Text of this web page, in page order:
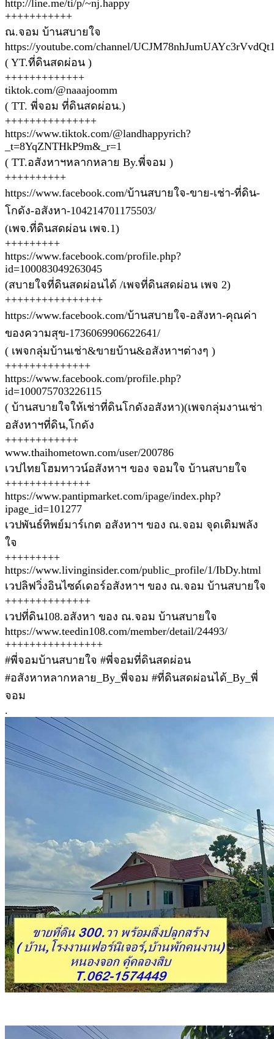
http://line.me/ti/p/~nj.happy
+++++++++++
ณ.จอม บ้านสบายใจ
https://youtube.com/channel/
( YT.ที่ดินสดผ่อน )
+++++++++++++
tiktok.com/@naaajoomm
( TT. พี่จอม ที่ดินสดผ่อน.)
+++++++++++++++
https://www.tiktok.com/@landhappyrich?
_t=8YqZNTHkP9m&_r=1
( TT.อสังหาฯหลากหลาย By.พี่จอม )
++++++++++
https://www.facebook.com/บ้านสบายใจ-ขาย-เช่า-ที่ดิน-
โกดัง-อสังหา-104214701175503/
(เพจ.ที่ดินสดผ่อน เพจ.1)
+++++++++
https://www.facebook.com/profile.php?
id=100083049263045
(สบายใจที่ดินสดผ่อนได้ /เพจที่ดินสดผ่อน เพจ 2)
++++++++++++++++
https://www.facebook.com/บ้านสบายใจ-อสังหา-คุณค่า
ของความสุข-1736069906622641/
( เพจกลุ่มบ้านเช่า&ขายบ้าน&อสังหาฯต่างๆ )
++++++++++++++
https://www.facebook.com/profile.php?
id=100075703226115
( บ้านสบายใจให้เช่าที่ดินโกดังอสังหา)(เพจกลุ่มงานเช่า
อสังหาฯที่ดิน,โกดัง
++++++++++++
www.thaihometown.com/user/200786
เวปไทยโฮมทาวน์อสังหาฯ ของ จอมใจ บ้านสบายใจ
++++++++++++++
https://www.pantipmarket.com/ipage/index.php?
ipage_id=101277
เวปพันธ์ทิพย์มาร์เกต อสังหาฯ ของ ณ.จอม จุดเติมพลัง
ใจ
+++++++++
https://www.livinginsider.com/public_profile/1/IbDy.html
เวปลิฟวิ่งอินไซด์เดอร์อสังหาฯ ของ ณ.จอม บ้านสบายใจ
++++++++++++++
เวปที่ดิน108.อสังหา ของ ณ.จอม บ้านสบายใจ
https://www.teedin108.com/member/detail/24493/
++++++++++++++++
#พี่จอมบ้านสบายใจ #พี่จอมที่ดินสดผ่อน
#อสังหาหลากหลาย_By_พี่จอม #ที่ดินสดผ่อนได้_By_พี่
จอม
.